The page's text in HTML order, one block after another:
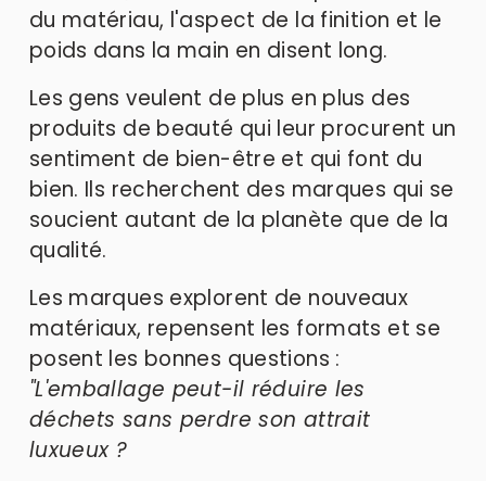
du matériau, l'aspect de la finition et le
poids dans la main en disent long.
Les gens veulent de plus en plus des
produits de beauté qui leur procurent un
sentiment de bien-être et qui font du
bien. Ils recherchent des marques qui se
soucient autant de la planète que de la
qualité.
Les marques explorent de nouveaux
matériaux, repensent les formats et se
"L'emballage peut-il réduire les
déchets sans perdre son attrait
luxueux ?